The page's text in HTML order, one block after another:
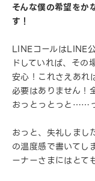
そんな僕の希望をか
す！
LINEコールはLINE
ドしていれば、その
安心！これさえあれ
必要はありません！
おっとっとっと……
おっと、失礼しまし
の温度感で書いてし
ーナーさまにはとて